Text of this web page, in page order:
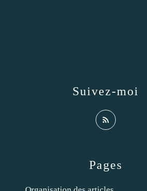
Pages
Suivez-moi